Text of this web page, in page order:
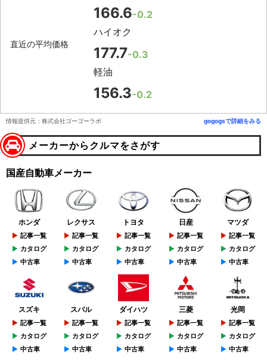
直近の平均価格
166.6-0.2
ハイオク
177.7-0.3
軽油
156.3-0.2
情報提供元：株式会社ゴーゴーラボ gogogsで詳細をみる
メーカーからクルマをさがす
国産自動車メーカー
ホンダ
記事一覧
カタログ
中古車
レクサス
記事一覧
カタログ
中古車
トヨタ
記事一覧
カタログ
中古車
日産
記事一覧
カタログ
中古車
マツダ
記事一覧
カタログ
中古車
スズキ
記事一覧
カタログ
中古車
スバル
記事一覧
カタログ
中古車
ダイハツ
記事一覧
カタログ
中古車
三菱
記事一覧
カタログ
中古車
光岡
記事一覧
カタログ
中古車